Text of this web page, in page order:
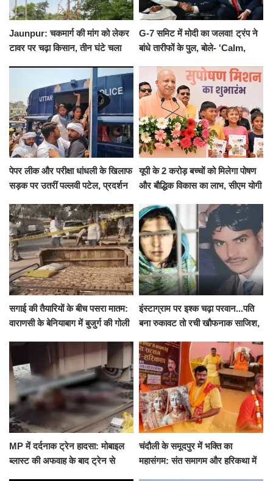
Jaunpur: चकमार्ग की मांग को लेकर
टावर पर चढ़ा किसान, तीन घंटे चला
G-7 समिट में मोदी का जलवा! ट्रंप ने
बांधे तारीफों के पुल, बोले- 'Calm,
पेपर लीक और परीक्षा धांधली के खिलाफ
सड़क पर उतरीं पल्लवी पटेल, प्रदर्शन
यूपी के 2 करोड़ बच्चों को मिलेगा पोषण
और बौद्धिक विकास का लाभ, सीएम योगी
सगाई की तैयारियों के बीच पसरा मातम:
वाराणसी के बेनियाबाग में बुजुर्ग की गोली
इंस्टाग्राम पर इश्क चढ़ा परवान...पति
बना रुकावट तो रची खौफनाक साजिश,
के घाट
MP में दर्दनाक ट्रेन हादसा: मोबाइल
ब्लास्ट की अफवाह के बाद ट्रेन से
चंदौली के समूदपुर में भक्ति का
महासंगम: संत समागम और हरिकथा में